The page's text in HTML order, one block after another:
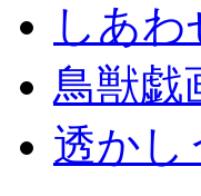
しあわ
鳥獣戯
透かし